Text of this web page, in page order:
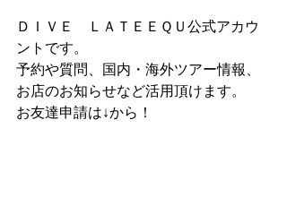
ＤＩＶＥ　ＬＡＴＥＥＱＵ公式アカウ
ントです。
予約や質問、国内・海外ツアー情報、
お店のお知らせなど活用頂けます。
お友達申請は↓から！